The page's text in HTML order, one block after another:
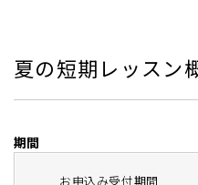
夏の短期レッスン
期間
お申込み受付期間